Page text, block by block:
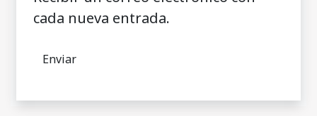
cada nueva entrada.